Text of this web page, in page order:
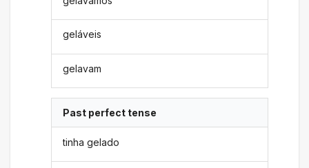
geláveis
gelavam
Past perfect tense
tinha gelado